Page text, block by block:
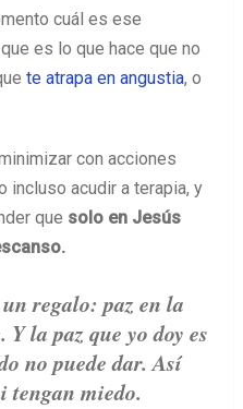
cuál es ese
es lo que hace que no
te atrapa en angustia, o
con acciones
incluso acudir a terapia, y
que solo en Jesús
regalo: paz en la
la paz que yo doy es
no puede dar. Así
tengan miedo.